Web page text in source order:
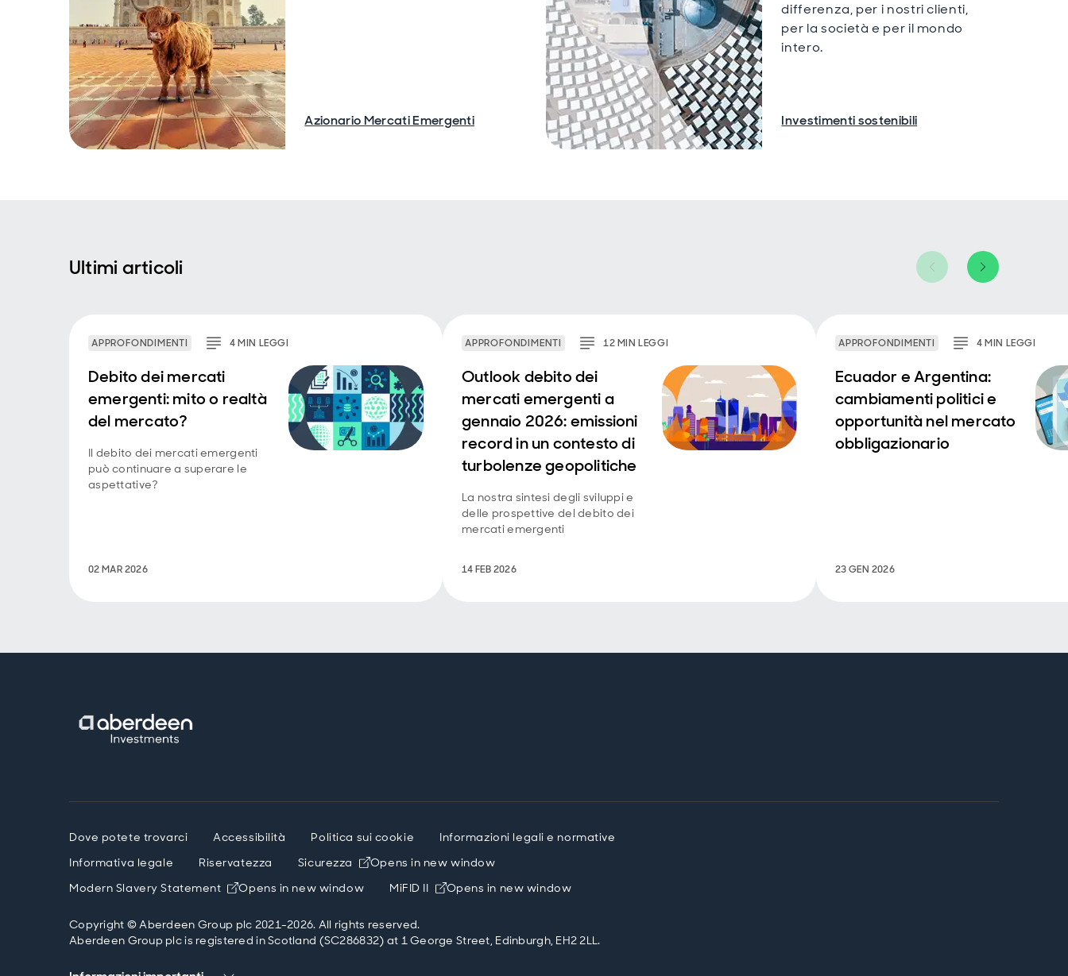
Azionario Mercati Emergenti
differenza, per i nostri clienti,
per la società e per il mondo
intero.
Investimenti sostenibili
Ultimi articoli
APPROFONDIMENTI 4MIN LEGGI
Debito dei mercati
emergenti: mito o realtà
del mercato?
Il debito dei mercati emergenti
può continuare a superare le
aspettative?
02 MAR 2026
APPROFONDIMENTI 12MINLEGGI
Outlook debito dei
mercati emergenti a
gennaio 2026: emissioni
record in un contesto di
turbolenze geopolitiche
La nostra sintesi degli sviluppi e
delle prospettive del debito dei
mercati emergenti
14 FEB 2026
APPROFONDIMENTI 4MIN LEGGI
Ecuador e Argentina:
cambiamenti politici e
opportunità nel mercato
obbligazionario
23 GEN 2026
Dove potete trovarci Accessibilità Politica sui cookie
Informazioni legali e normative
Informativa legale
Riservatezza Sicurezza
Opens in new window
Modern Slavery Statement
Opens in new window MiFID II Opens in new window
Copyright © Aberdeen Group plc 2021-2026. All rights reserved.
Aberdeen Group plc is registered in Scotland (SC286832) at 1 George Street, Edinburgh, EH2 2LL.